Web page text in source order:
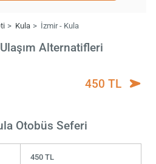
Kula İzmir - Kula
Alternatifleri
450 TL
Otobüs Seferi
450 TL